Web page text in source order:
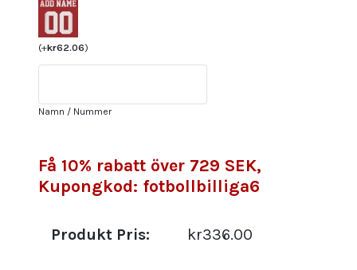
RB
Leipzig
Bortatröja
2024/25
Geertruida
(+kr62.06)
Namn / Nummer
Få 10% rabatt över 729 SEK,
Kupongkod: fotbollbilliga6
Produkt Pris: kr336.00